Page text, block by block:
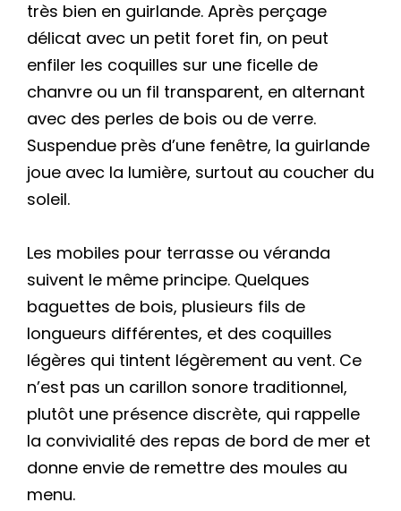
très bien en guirlande. Après perçage
délicat avec un petit foret fin, on peut
enfiler les coquilles sur une ficelle de
chanvre ou un fil transparent, en alternant
avec des perles de bois ou de verre.
Suspendue près d’une fenêtre, la guirlande
joue avec la lumière, surtout au coucher du
soleil.
Les mobiles pour terrasse ou véranda
suivent le même principe. Quelques
baguettes de bois, plusieurs fils de
longueurs différentes, et des coquilles
légères qui tintent légèrement au vent. Ce
n’est pas un carillon sonore traditionnel,
plutôt une présence discrète, qui rappelle
la convivialité des repas de bord de mer et
donne envie de remettre des moules au
menu.